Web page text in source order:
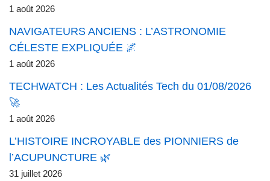
1 août 2026
NAVIGATEURS ANCIENS : L’ASTRONOMIE
CÉLESTE EXPLIQUÉE 🌌
1 août 2026
TECHWATCH : Les Actualités Tech du 01/08/2026
🚀
1 août 2026
L’HISTOIRE INCROYABLE des PIONNIERS de
l’ACUPUNCTURE 🌿
31 juillet 2026